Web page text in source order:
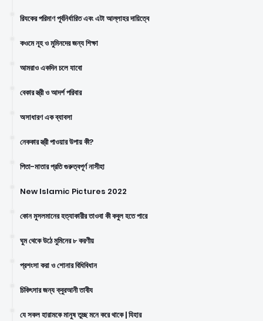
রিযকের পরিমাণ পূর্বনির্ধারিত এবং এটা আল্লাহর দায়িত্বে
কওমে নূহ ও মুমিনদের জন্য শিক্ষা
আমরাও একদিন চলে যাবো
বেকার স্ত্রী ও আদর্শ পরিবার
অসাধারণ এক ব্যাবসা
নেককার স্ত্রী পাওয়ার উপায় কী?
পিতা-মাতার প্রতি গুরুত্বপূর্ণ নাসীহা
New Islamic Pictures 2022
কোন মুসলমানের হত্যাকারীর তাওবা কী কবুল হতে পারে
ঘুম থেকে উঠে মুমিনের ৮ করণীয়
প্রশংসা করা ও শোনার বিধিবিধান
চিকিৎসার জন্য ক্বুরআনী তাবীয
যে সকল হারামকে মানুষ তুচ্ছ মনে করে থাকে | যিহার